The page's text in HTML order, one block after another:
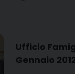
Ufficio
Gennaio